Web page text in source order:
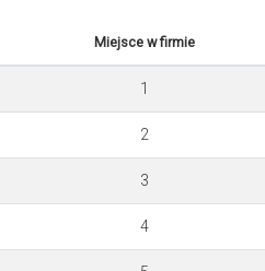
Miejsce w firmie
1
2
3
4